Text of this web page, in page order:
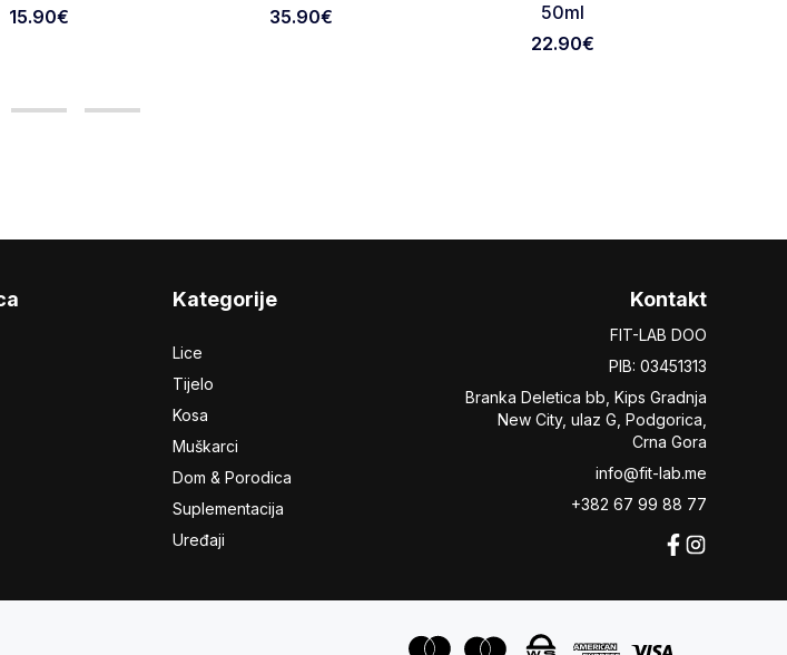
15.90€
35.90€
50ml
22.90€
Kategorije
Lice
Tijelo
Kosa
Muškarci
Dom & Porodica
Suplementacija
Uređaji
Kontakt
FIT-LAB DOO
PIB: 03451313
Branka Deletica bb, Kips Gradnja
New City, ulaz G, Podgorica,
Crna Gora
info@fit-lab.me
+382 67 99 88 77